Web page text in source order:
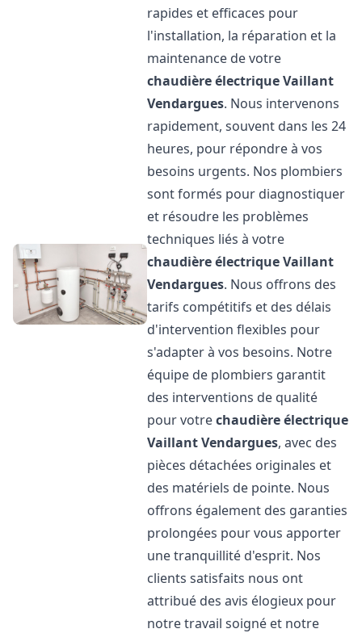
rapides et efficaces pour
l'installation, la réparation et la
maintenance de votre
chaudière électrique Vaillant
Vendargues. Nous intervenons
rapidement, souvent dans les 24
heures, pour répondre à vos
besoins urgents. Nos plombiers
sont formés pour diagnostiquer
et résoudre les problèmes
techniques liés à votre
chaudière électrique Vaillant
Vendargues. Nous offrons des
tarifs compétitifs et des délais
d'intervention flexibles pour
s'adapter à vos besoins. Notre
équipe de plombiers garantit
des interventions de qualité
pour votrechaudière électrique
VaillantVendargues, avec des
pièces détachées originales et
des matériels de pointe. Nous
offrons également des garanties
prolongées pour vous apporter
une tranquillité d'esprit. Nos
clients satisfaits nous ont
attribué des avis élogieux pour
notre travail soigné et notre